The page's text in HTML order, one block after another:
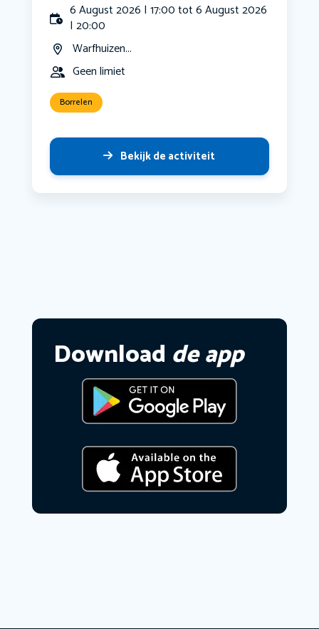
6 August 2026 | 17:00 tot 6 August 2026
| 20:00
Warfhuizen...
Geen limiet
Borrelen
Bekijk de activiteit
Download de app